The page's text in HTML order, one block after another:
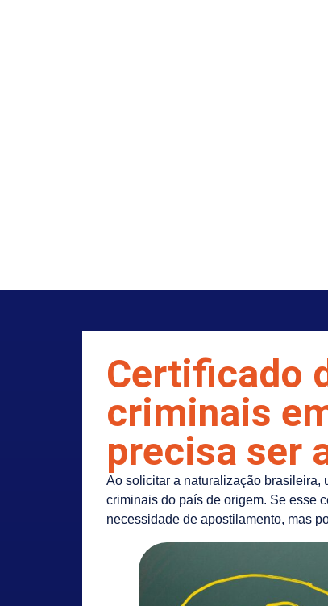
Certificado
criminais
precisa ser
Ao solicitar a naturalização brasileira,
criminais do país de origem. Se esse
necessidade de apostilamento, mas